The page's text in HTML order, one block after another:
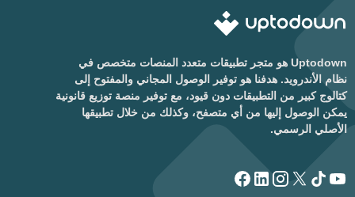
Uptodown هو متجر تطبيقات متعدد المنصات متخصص في
نظام الأندرويد. هدفنا هو توفير الوصول المجاني والمفتوح إلى
كتالوج كبير من التطبيقات دون قيود، مع توفير منصة توزيع قانونية
يمكن الوصول إليها من أي متصفح، وكذلك من خلال تطبيقها
الأصلي الرسمي.